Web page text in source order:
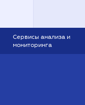
Сервисы анализа и
мониторинга